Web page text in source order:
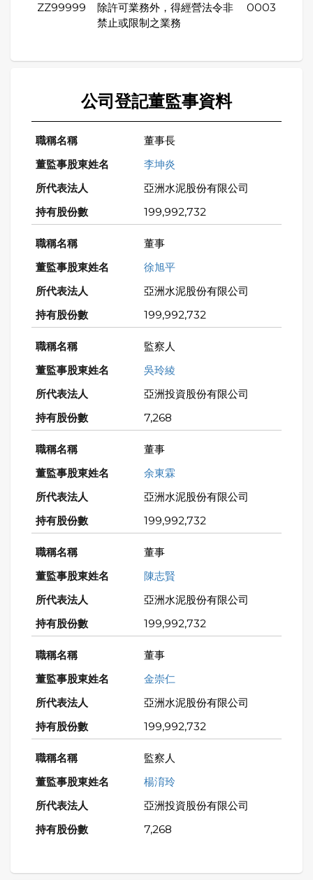
ZZ99999
除許可業務外，得經營法令非
禁止或限制之業務
0003
公司登記董監事資料
董事長
李坤炎
亞洲水泥股份有限公司
199,992,732
董事
徐旭平
亞洲水泥股份有限公司
199,992,732
監察人
吳玲綾
亞洲投資股份有限公司
7,268
董事
余東霖
亞洲水泥股份有限公司
199,992,732
董事
陳志賢
亞洲水泥股份有限公司
199,992,732
董事
金崇仁
亞洲水泥股份有限公司
199,992,732
監察人
楊淯玲
亞洲投資股份有限公司
7,268